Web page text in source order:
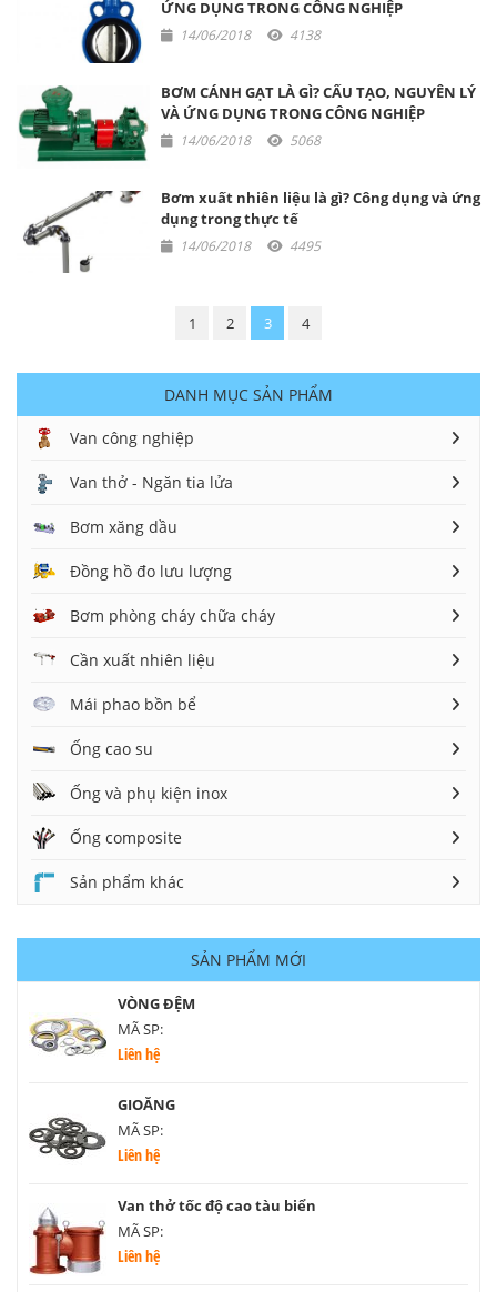
ỨNG DỤNG TRONG CÔNG NGHIỆP
14/06/2018 4138
BƠM CÁNH GẠT LÀ GÌ? CẤU TẠO, NGUYÊN LÝ
VÀ ỨNG DỤNG TRONG CÔNG NGHIỆP
14/06/2018 5068
Bơm xuất nhiên liệu là gì? Công dụng và ứng
dụng trong thực tế
14/06/2018 4495
1 2 3 4
DANH MỤC SẢN PHẨM
Van công nghiệp
Van thở - Ngăn tia lửa
Bơm xăng dầu
Đồng hồ đo lưu lượng
Bơm phòng cháy chữa cháy
Cần xuất nhiên liệu
Mái phao bồn bể
Ống cao su
Ống và phụ kiện inox
Ống composite
Sản phẩm khác
SẢN PHẨM MỚI
VÒNG ĐỆM
MÃ SP:
Liên hệ
GIOĂNG
MÃ SP:
Liên hệ
Van thở tốc độ cao tàu biển
MÃ SP:
Liên hệ